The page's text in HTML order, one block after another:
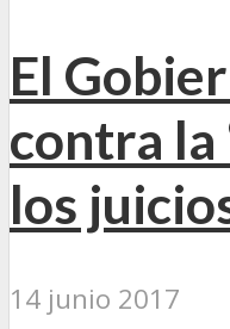
El
contra la
los
14 junio 2017